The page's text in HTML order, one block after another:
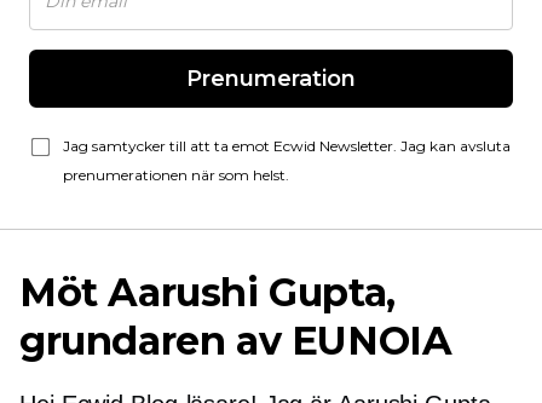
Prenumeration
Jag samtycker till att ta emot Ecwid Newsletter. Jag kan avsluta
prenumerationen när som helst.
Möt Aarushi Gupta,
grundaren av EUNOIA